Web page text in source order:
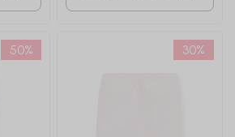
50% 30%